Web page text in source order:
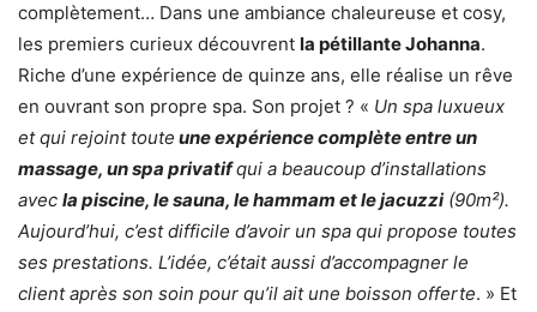
complètement… Dans une ambiance chaleureuse et cosy,
les premiers curieux découvrent la pétillante Johanna.
Riche d’une expérience de quinze ans, elle réalise un rêve
en ouvrant son propre spa. Son projet ? « Un spa luxueux
et qui rejoint toute une expérience complète entre un
massage, un spa privatifqui a beaucoup d’installations
avec la piscine, le sauna, le hammam et le jacuzzi(90m²).
Aujourd’hui, c’est difficile d’avoir un spa qui propose toutes
ses prestations. L’idée, c’était aussi d’accompagner le
client après son soin pour qu’il ait une boisson offerte. » Et